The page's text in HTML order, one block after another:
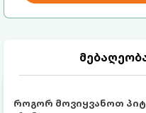
როგორ მოვიყვანოთ